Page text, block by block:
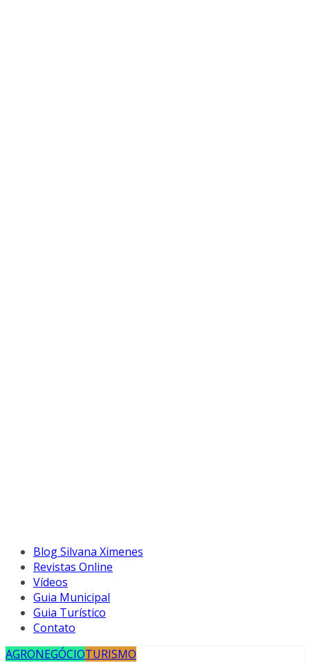
Blog Silvana Ximenes
Revistas Online
Vídeos
Guia Municipal
Guia Turístico
Contato
AGRONEGÓCIOTURISMO